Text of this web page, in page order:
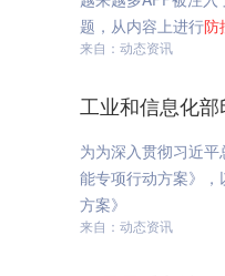
题，从内容上进行防
来自：动态资讯
工业和信息化
为为深入贯彻习近
能专项行动方案》
方案》
来自：动态资讯